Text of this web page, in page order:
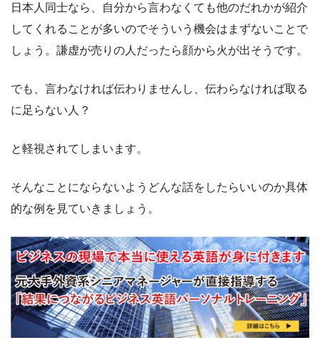
日本人同士なら、自分から言わなくても他のだれかが紹介
してくれることが多いのでそういう機会はまずないことで
しょう。謙虚が売りの人だったら顔から火が出そうです。
でも、言わなければ伝わりませんし、伝わらなければ取る
に足らない人？
と軽視されてしまいます。
そんなことにならないようどんな話をしたらいいのか具体
的な例を見ていきましょう。